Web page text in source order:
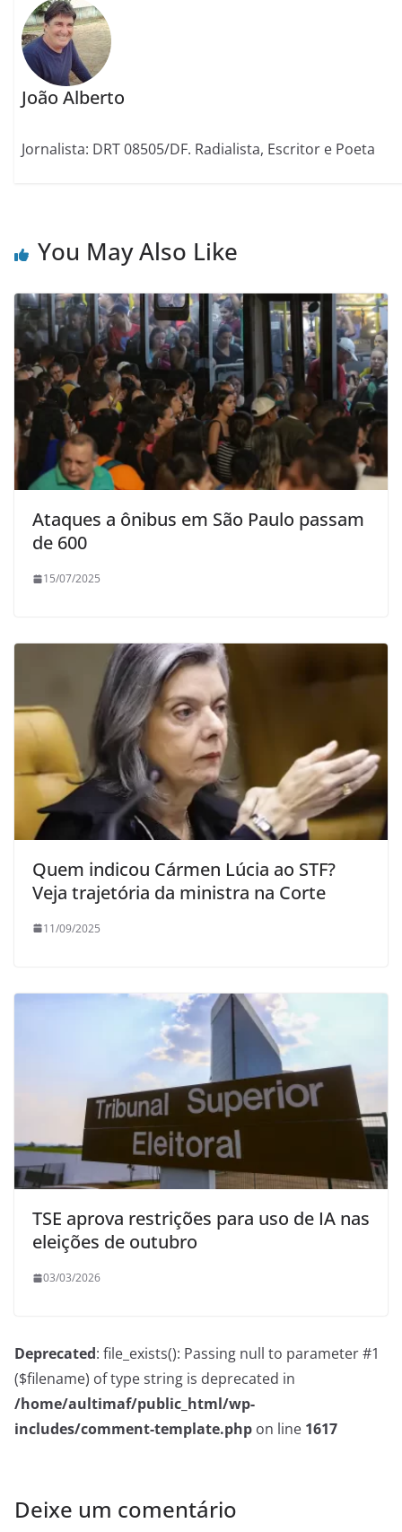
João Alberto
Jornalista: DRT 08505/DF. Radialista, Escritor e Poeta
You May Also Like
Ataques a ônibus em São Paulo passam
de 600
15/07/2025
Quem indicou Cármen Lúcia ao STF?
Veja trajetória da ministra na Corte
11/09/2025
TSE aprova restrições para uso de IA nas
eleições de outubro
03/03/2026
Deprecated: file_exists(): Passing null to parameter #1
($filename) of type string is deprecated in
/home/aultimaf/public_html/wp-
includes/comment-template.php on line 1617
Deixe um comentário